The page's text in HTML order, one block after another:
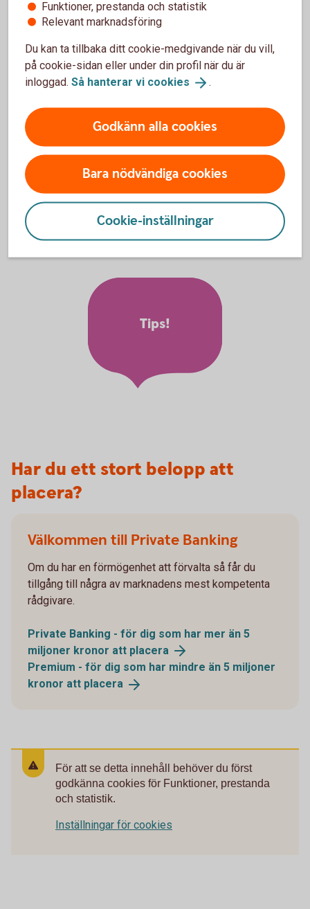
kontor.
Så handlar duvärdepapper
Aktiellt
Dagliga bolagsanalyser, börskommentarer,
aktierekommendationer, förvaltarkommentarer och tips runt
pension och privatekonomi.
Aktiellt (swedbank-aktiellt.se)
Tips!
Har du ett stort belopp att
placera?
Välkommen till Private Banking
Om du har en förmögenhet att förvalta så får du
tillgång till några av marknadens mest kompetenta
rådgivare.
Private Banking - för dig som har mer än 5
miljoner kronor att placera
Premium - för dig som har mindre än 5 miljoner
kronor att placera
För att se detta innehåll behöver du först
godkänna cookies för Funktioner, prestanda
och statistik.
Inställningar för cookies
Funktioner, prestanda och statistik
Relevant marknadsföring
Du kan ta tillbaka ditt cookie-medgivande när du vill,
på cookie-sidan eller under din profil när du är
inloggad. Så hanterar vi cookies .
Godkänn alla cookies
Bara nödvändiga cookies
Cookie-inställningar